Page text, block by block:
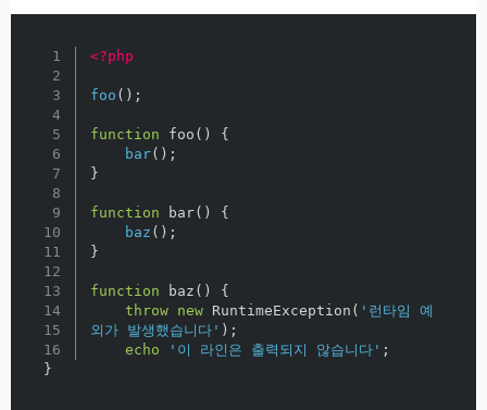
1
2
3
4
5
6
7
8
9
10
11
12
13
14
15
<?php
foo ();
function foo ()
{
bar();
}
function bar()
{
baz ();
}
function baz ()
{
throw new RuntimeException ( '런타임 예
외가 발생했습니다' );
echo
'이 라인은 출력되지 않습니다' ;
}